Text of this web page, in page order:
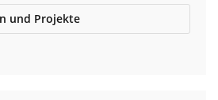
und Projekte